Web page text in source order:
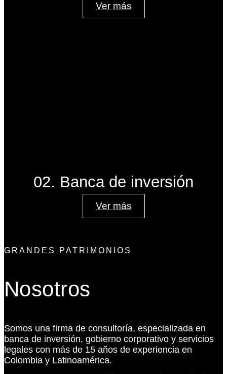
Ver más
02. Banca de inversión
Ver más
GRANDES PATRIMONIOS
Nosotros
Somos una firma de consultoría, especializada en
banca de inversión, gobierno corporativo y servicios
legales con más de 15 años de experiencia en
Colombia y Latinoamérica.